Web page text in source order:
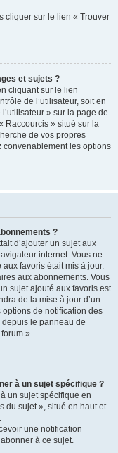
cliquer sur le lien « Trouver
et sujets ?
cliquant sur le lien
de l’utilisateur, soit en
» sur la page de
Raccourcis » situé sur la
de vos propres
convenablement les options
?
d’ajouter un sujet aux
internet. Vous ne
favoris était mis à jour.
aux abonnements. Vous
sujet ajouté aux favoris est
de la mise à jour d’un
options de notification des
le panneau de
».
à un sujet spécifique ?
un sujet spécifique en
du sujet », situé en haut et
une notification
à ce sujet.